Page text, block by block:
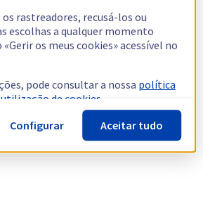
rastreadores, recusá-los ou
escolhas a qualquer momento
os meus cookies» acessível no
pode consultar a nossa política
de cookies.
Configurar
Aceitar tudo